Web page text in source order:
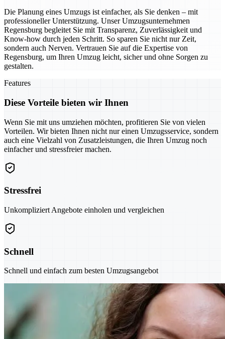
Die Planung eines Umzugs ist einfacher, als Sie denken – mit
professioneller Unterstützung. Unser Umzugsunternehmen
Regensburg begleitet Sie mit Transparenz, Zuverlässigkeit und
Know-how durch jeden Schritt. So sparen Sie nicht nur Zeit,
sondern auch Nerven. Vertrauen Sie auf die Expertise von
Regensburg, um Ihren Umzug leicht, sicher und ohne Sorgen zu
gestalten.
Features
Diese Vorteile bieten wir Ihnen
Wenn Sie mit uns umziehen möchten, profitieren Sie von vielen
Vorteilen. Wir bieten Ihnen nicht nur einen Umzugsservice, sondern
auch eine Vielzahl von Zusatzleistungen, die Ihren Umzug noch
einfacher und stressfreier machen.
Stressfrei
Unkompliziert Angebote einholen und vergleichen
Schnell
Schnell und einfach zum besten Umzugsangebot